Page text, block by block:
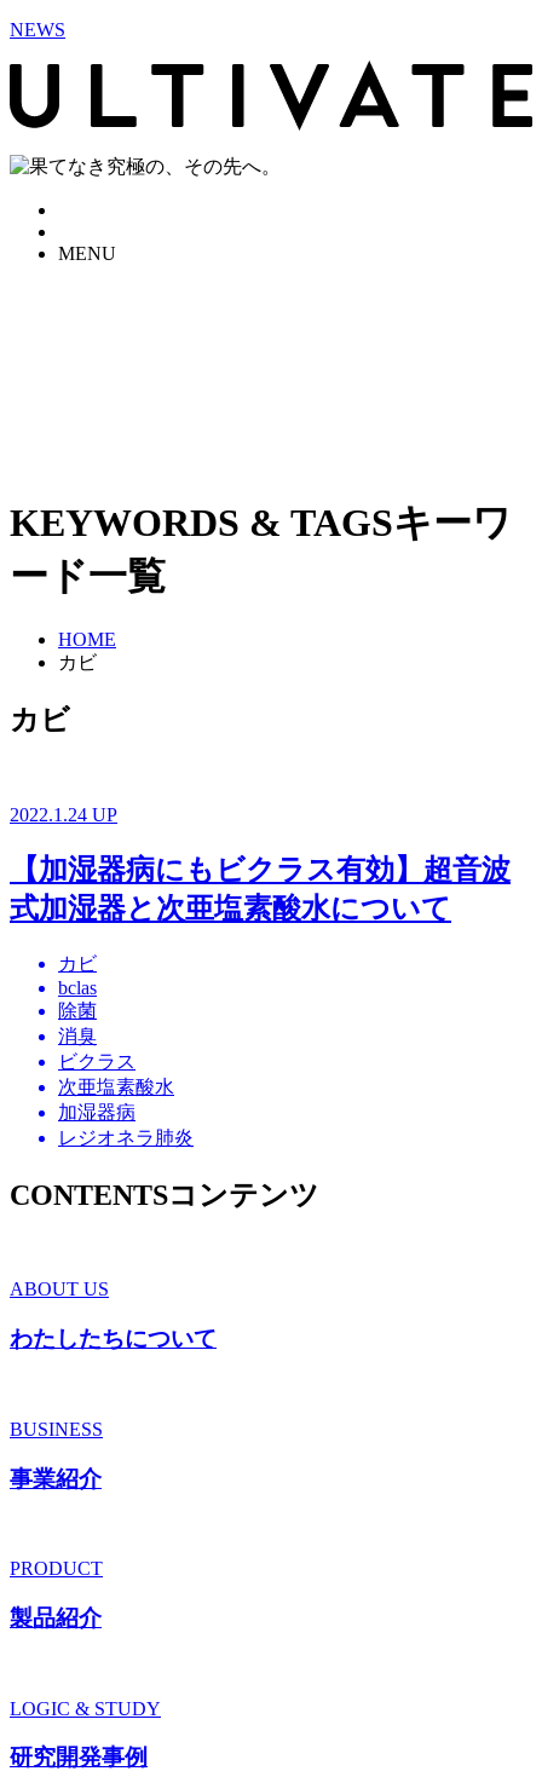
NEWS
MENU
KEYWORDS & TAGSキーワ
ード一覧
HOME
カビ
カビ
2022.1.24 UP
【加湿器病にもビクラス有効】超音波
式加湿器と次亜塩素酸水について
カビ
bclas
除菌
消臭
ビクラス
次亜塩素酸水
加湿器病
レジオネラ肺炎
CONTENTSコンテンツ
ABOUT US
わたしたちについて
BUSINESS
事業紹介
PRODUCT
製品紹介
LOGIC & STUDY
研究開発事例